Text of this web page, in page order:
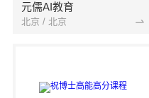
元儒AI教育
北京 / 北京